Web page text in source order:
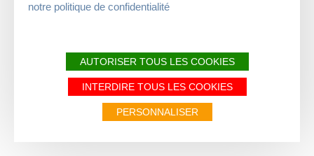
notre politique de confidentialité
AUTORISER TOUS LES COOKIES
INTERDIRE TOUS LES COOKIES
PERSONNALISER